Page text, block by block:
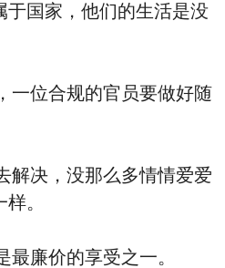
于国家，他们的生活是没
位合规的官员要做好随
决，没那么多情情爱爱
。
廉价的享受之一。